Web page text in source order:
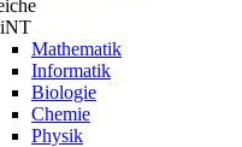
Mathematik
Informatik
Biologie
Chemie
Physik